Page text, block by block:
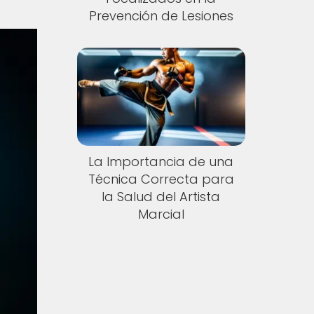
Prevención de Lesiones
La Importancia de una
Técnica Correcta para
la Salud del Artista
Marcial